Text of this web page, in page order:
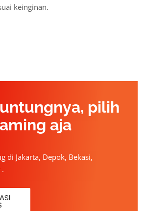
keinginan.
pilih
aja
di Jakarta, Depok, Bekasi,